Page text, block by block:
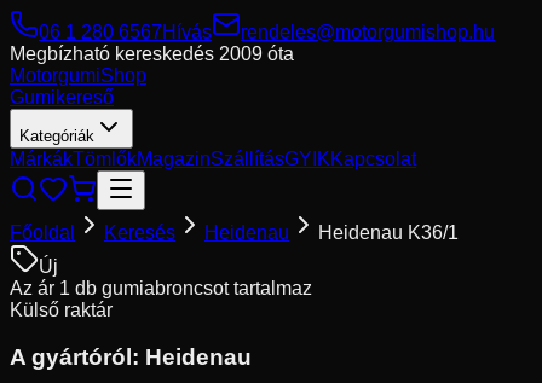
06 1 280 6567Hívás
rendeles@motorgumishop.hu
Megbízható kereskedés 2009 óta
MotorgumiShop
Gumikereső
Kategóriák
MárkákTömlőkMagazinSzállításGYIKKapcsolat
Főoldal Keresés Heidenau
Heidenau K36/1
Új
Az ár 1 db gumiabroncsot tartalmaz
Külső raktár
A gyártóról: Heidenau